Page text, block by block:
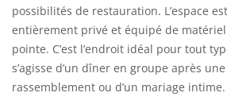
possibilités de restauration. L’espace
entièrement privé et équipé de
pointe. C’est l’endroit idéal pour tout
s’agisse d’un dîner en groupe après
rassemblement ou d’un mariage intime.